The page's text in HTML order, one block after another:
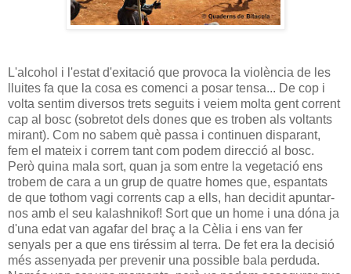
L'alcohol i l'estat d'exitació que provoca la violència de les
lluites fa que la cosa es comenci a posar tensa... De cop i
volta sentim diversos trets seguits i veiem molta gent corrent
cap al bosc (sobretot dels dones que es troben als voltants
mirant). Com no sabem què passa i continuen disparant,
fem el mateix i correm tant com podem direcció al bosc.
Però quina mala sort, quan ja som entre la vegetació ens
trobem de cara a un grup de quatre homes que, espantats
de que tothom vagi corrents cap a ells, han decidit apuntar-
nos amb el seu kalashnikof! Sort que un home i una dóna ja
d'una edat van agafar del braç a la Cèlia i ens van fer
senyals per a que ens tiréssim al terra. De fet era la decisió
més assenyada per prevenir una possible bala perduda.